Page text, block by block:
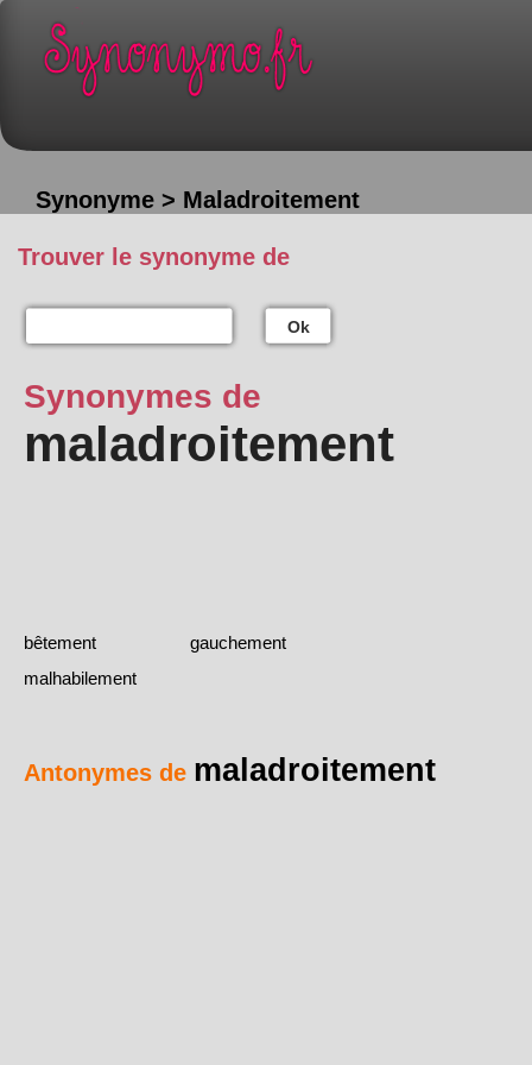
Synonyme > Maladroitement
Trouver le synonyme de
Ok
Synonymes de
maladroitement
bêtement
gauchement
malhabilement
Antonymes de maladroitement